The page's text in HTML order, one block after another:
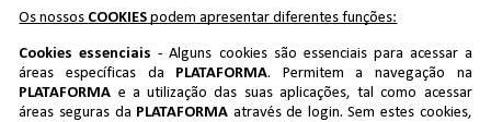
Os nossos COOKIES podem apresentar diferentes funções:
Cookies essenciais - Alguns cookies são essenciais para acessar a
áreas específicas da PLATAFORMA. Permitem a navegação na
PLATAFORMA e a utilização das suas aplicações, tal como acessar
áreas seguras da PLATAFORMA através de login. Sem estes cookies,